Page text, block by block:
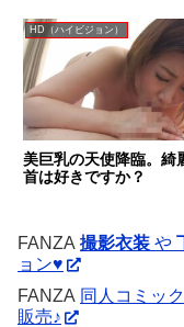
スパイ拓・イチャラブ
撮り 6人5時間
HD（ハイビジョン）
美巨乳の天使降臨。綺
首は好きですか？
FANZA 撮影衣装 や
ョン♥
FANZA 同人コミッ
販売♪